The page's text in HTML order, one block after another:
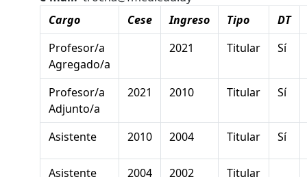
Cargo
Cese Ingreso Tipo
DT
Profesor/a
Agregado/a
2021 Titular Sí
Profesor/a
Adjunto/a
2021 2010 Titular Sí
Asistente 2010 2004 Titular Sí
Asistente 2004 2002 Titular